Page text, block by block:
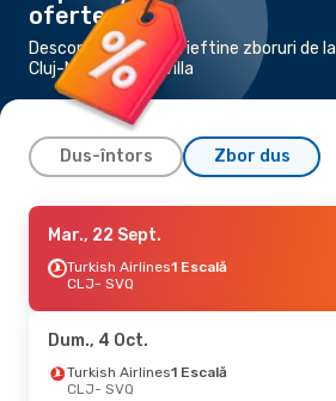
oferte
Descoperiți cele mai ieftine zboruri de la
Cluj-Napoca la Sevilla
Dus-întors Zbor dus
Mie., 2 Sept.- Sâm., 5 Sept.
Lufthansa1 Escală
CLJ- SVQ
SVQ- CLJ
Mar., 8 Sept.- Mar., 15 Sept.
Mar., 22 Sept.
Turkish Airlines1 Escală
CLJ- SVQ
Dum., 4 Oct.
Turkish Airlines1 Escală
CLJ- SVQ